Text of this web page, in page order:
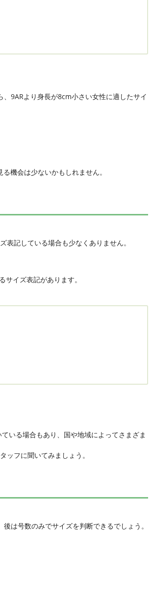
9ARより身長が8cm小さい女性に適したサイ
機会は少ないかもしれません。
記している場合も少なくありません。
イズ表記があります。
いる場合もあり、国や地域によってさまざま
ッフに聞いてみましょう。
は号数のみでサイズを判断できるでしょう。